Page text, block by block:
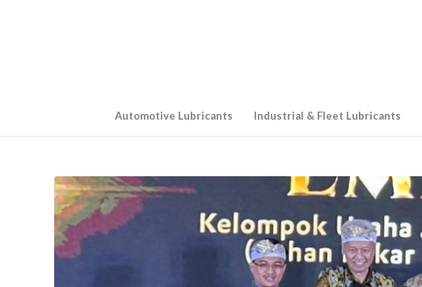
Automotive Lubricants Industrial & Fleet Lubricants